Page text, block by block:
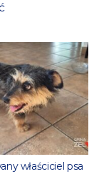
właściciel psa